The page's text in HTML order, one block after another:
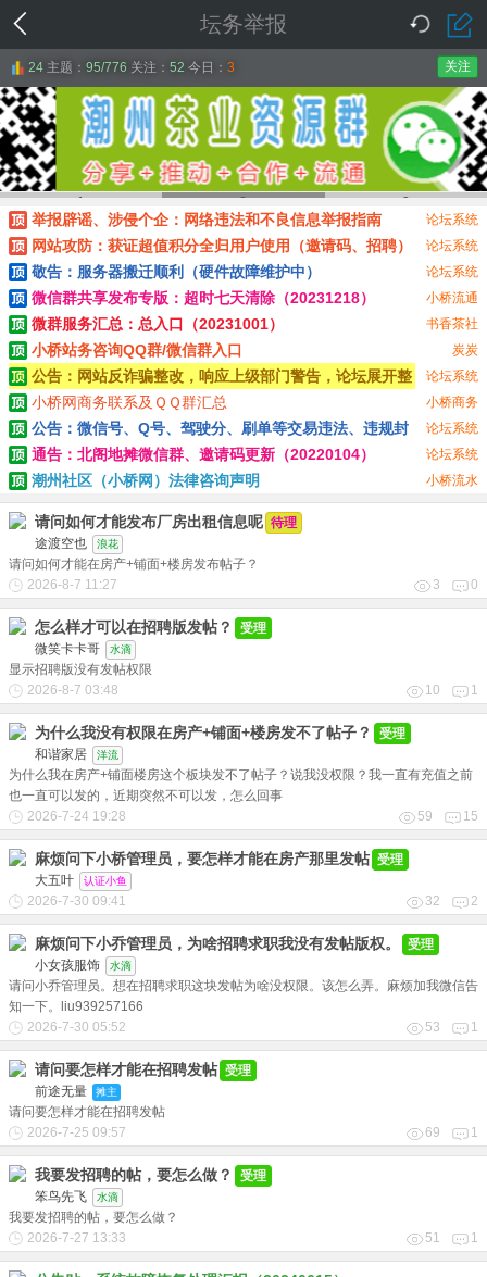
坛务举报
关注
24 主题： 95/776 关注： 52 今日： 3
1 2
3
论坛系统
举报辟谣、涉侵个企：网络违法和不良信息举报指南
论坛系统
网站攻防：获证超值积分全归用户使用（邀请码、招聘）
论坛系统
敬告：服务器搬迁顺利（硬件故障维护中）
小桥流通
微信群共享发布专版：超时七天清除（20231218）
书香茶社
微群服务汇总：总入口（20231001）
炭炭
小桥站务咨询QQ群/微信群入口
论坛系统
公告：网站反诈骗整改，响应上级部门警告，论坛展开整
治！
小桥商务
小桥网商务联系及ＱＱ群汇总
论坛系统
公告：微信号、Q号、驾驶分、刷单等交易违法、违规封
杀！
论坛系统
通告：北阁地摊微信群、邀请码更新（20220104）
小桥流水
潮州社区（小桥网）法律咨询声明
请问如何才能发布厂房出租信息呢 待理
途渡空也
浪花
请问如何才能在房产+铺面+楼房发布帖子？
2026-8-7 11:27
3 0
怎么样才可以在招聘版发帖？
受理
微笑卡卡哥
水滴
显示招聘版没有发帖权限
2026-8-7 03:48
10 1
为什么我没有权限在房产+铺面+楼房发不了帖子？
受理
和谐家居
洋流
为什么我在房产+铺面楼房这个板块发不了帖子？说我没权限？我一直有充值之前
也一直可以发的，近期突然不可以发，怎么回事
2026-7-24 19:28
59 15
麻烦问下小桥管理员，要怎样才能在房产那里发帖 受理
大五叶
认证小鱼
2026-7-30 09:41 32 2
麻烦问下小乔管理员，为啥招聘求职我没有发帖版权。
受理
小女孩服饰
水滴
请问小乔管理员。想在招聘求职这块发帖为啥没权限。该怎么弄。麻烦加我微信告
知一下。liu939257166
2026-7-30 05:52
53 1
请问要怎样才能在招聘发帖 受理
前途无量
摊主
请问要怎样才能在招聘发帖
2026-7-25 09:57
69 1
我要发招聘的帖，要怎么做？
受理
笨鸟先飞
水滴
我要发招聘的帖，要怎么做？
2026-7-27 13:33
51 1